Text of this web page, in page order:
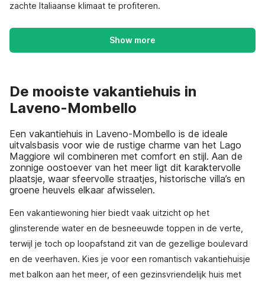
zachte Italiaanse klimaat te profiteren.
Show more
De mooiste vakantiehuis in
Laveno-Mombello
Een vakantiehuis in Laveno-Mombello is de ideale
uitvalsbasis voor wie de rustige charme van het Lago
Maggiore wil combineren met comfort en stijl. Aan de
zonnige oostoever van het meer ligt dit karaktervolle
plaatsje, waar sfeervolle straatjes, historische villa’s en
groene heuvels elkaar afwisselen.
Een vakantiewoning hier biedt vaak uitzicht op het
glinsterende water en de besneeuwde toppen in de verte,
terwijl je toch op loopafstand zit van de gezellige boulevard
en de veerhaven. Kies je voor een romantisch vakantiehuisje
met balkon aan het meer, of een gezinsvriendelijk huis met